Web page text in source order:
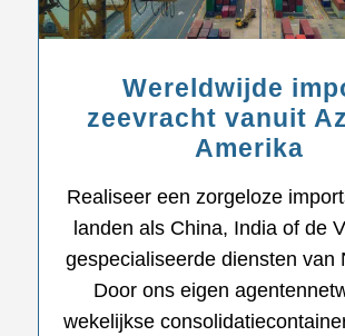
Wereldwijde
zeevracht vanuit
Amerika
Realiseer een zorgeloze
landen als China, India of de
gespecialiseerde diensten van
Door ons eigen
wekelijkse